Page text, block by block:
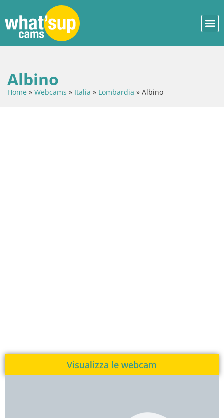
Albino
Home » Webcams » Italia » Lombardia » Albino
Visualizza le webcam